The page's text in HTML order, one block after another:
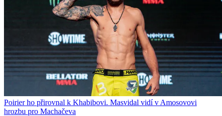
Poirier ho přirovnal k Khabibovi. Masvidal vidí v Amosovovi
hrozbu pro Machačeva